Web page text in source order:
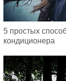
5 простых
кондиционера